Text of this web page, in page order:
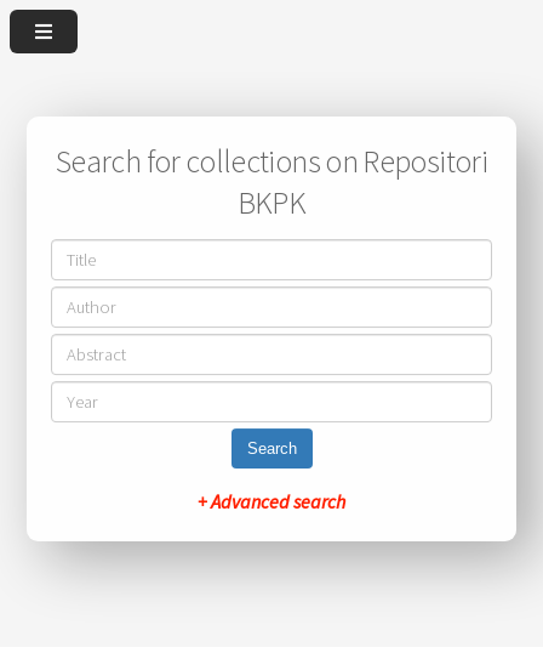
Search for collections on Repositori
BKPK
Search
+ Advanced search